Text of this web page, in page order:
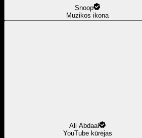
Snoop
Muzikos ikona
Ali Abdaal
YouTube kūrėjas